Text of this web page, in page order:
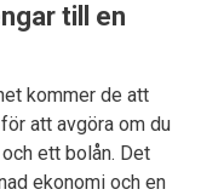
till en
kommer de att
att avgöra om du
ett bolån. Det
ekonomi och en